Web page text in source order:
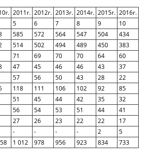
2011г. 2012г. 2013г. 2014г. 2015г. 2016г.
5 6 7 8 9
10
585 572 564 547 504
434
514 502 494 489 450
383
71 69 70 70 64
60
47 45 46 46 43
37
57 56 50 43 28
22
118 111 106 102 92
85
51 45 44 42 35
32
56 54 53 51 44
41
27 26 23 22 22
17
- - - - 2
5
1 012 978 956 923 834 733